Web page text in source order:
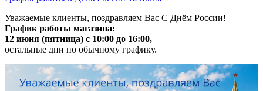
Уважаемые клиенты, поздравляем Вас С Днём России!
График работы магазина:
12 июня (пятница) с 10:00 до 16:00,
остальные дни по обычному графику.